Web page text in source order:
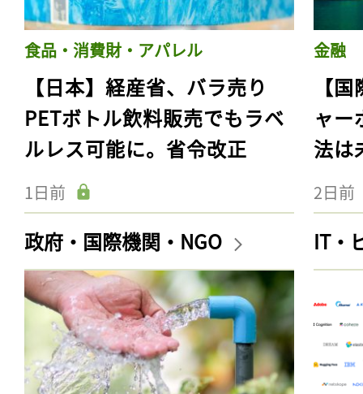
食品・消費財・アパレル
【日本】経産省、バラ売り
PETボトル飲料販売でもラベ
ルレス可能に。省令改正
1日前
金融
【
ャー
法は
2日前
政府・国際機関・NGO IT・